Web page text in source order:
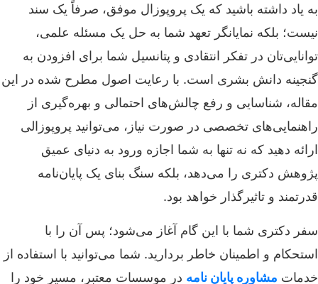
به یاد داشته باشید که یک پروپوزال موفق، صرفاً یک سند
نیست؛ بلکه نمایانگر تعهد شما به حل یک مسئله علمی،
توانایی‌تان در تفکر انتقادی و پتانسیل شما برای افزودن به
گنجینه دانش بشری است. با رعایت اصول مطرح شده در این
مقاله، شناسایی و رفع چالش‌های احتمالی و بهره‌گیری از
راهنمایی‌های تخصصی در صورت نیاز، می‌توانید پروپوزالی
ارائه دهید که نه تنها به شما اجازه ورود به دنیای عمیق
پژوهش دکتری را می‌دهد، بلکه سنگ بنای یک پایان‌نامه
قدرتمند و تاثیرگذار خواهد بود.
سفر دکتری شما با این گام آغاز می‌شود؛ پس آن را با
استحکام و اطمینان خاطر بردارید. شما می‌توانید با استفاده از
خدمات مشاوره پایان نامه در موسسات معتبر، مسیر خود را